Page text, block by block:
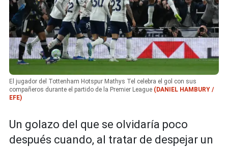
El jugador del Tottenham Hotspur Mathys Tel celebra el gol con sus
compañeros durante el partido de la Premier League (DANIEL HAMBURY /
EFE)
Un golazo del que se olvidaría poco
después cuando, al tratar de despejar un